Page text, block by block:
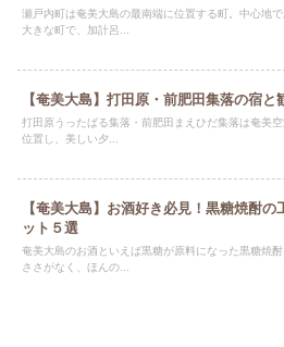
瀬戸内町は奄美大島の最南端に位置する町。中心地
大きな町で、加計呂...
【奄美大島】打田原・前肥田集落の宿と
打田原うったばる集落・前肥田まえひだ集落は奄美
位置し、美しい夕...
【奄美大島】お酒好き必見！黒糖焼酎
ット５選
奄美大島のお酒といえば黒糖が原料になった黒糖焼
ささがなく、ほんの...